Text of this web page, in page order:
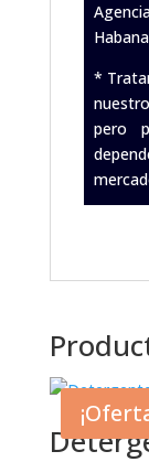
*
pero